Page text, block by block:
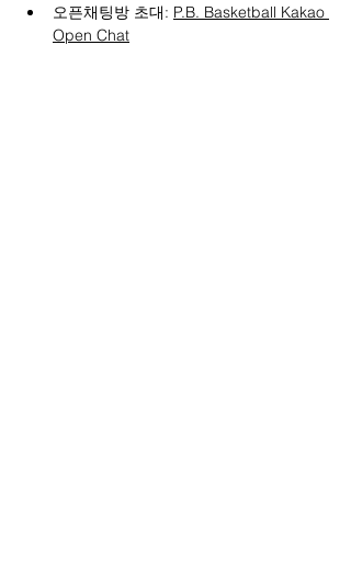
오픈채팅방 초대: P.B. Basketball Kakao
Open Chat